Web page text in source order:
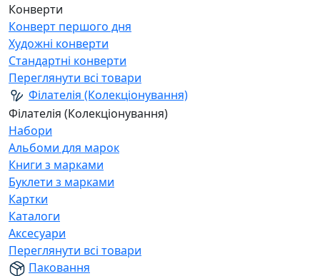
Конверти
Конверт першого дня
Художні конверти
Стандартні конверти
Переглянути всі товари
Філателія (Колекціонування)
Філателія (Колекціонування)
Набори
Альбоми для марок
Книги з марками
Буклети з марками
Картки
Каталоги
Аксесуари
Переглянути всі товари
Паковання